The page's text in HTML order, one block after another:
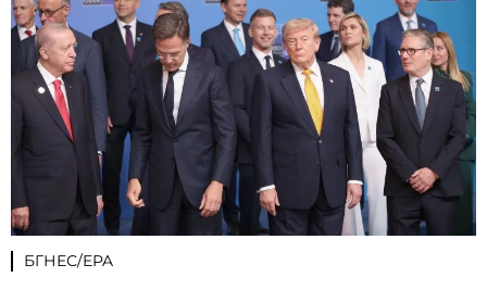
БГНЕС/EPA